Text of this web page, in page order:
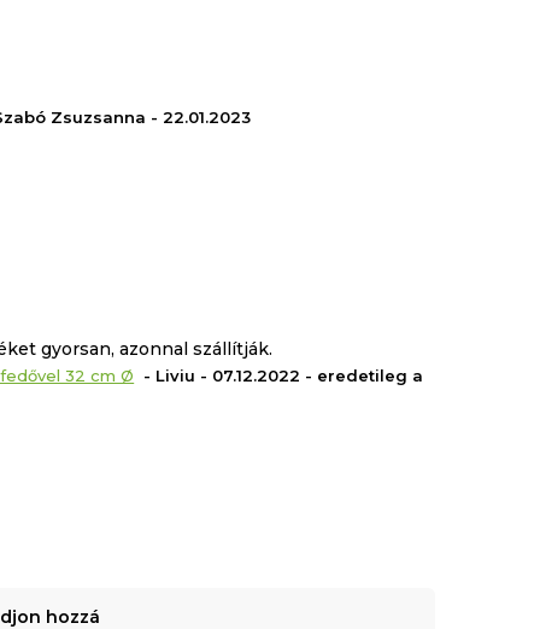
Zsuzsanna - 22.01.2023
gyorsan, azonnal szállítják.
32 cm Ø - Liviu - 07.12.2022 - eredetileg a
hozzá